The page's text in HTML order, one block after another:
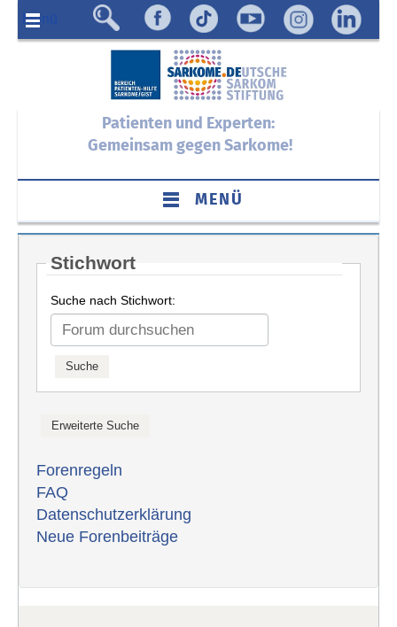
Menü
Patienten und Experten:
Gemeinsam gegen Sarkome!
MENÜ
Stichwort
Suche nach Stichwort:
Forenregeln
FAQ
Datenschutzerklärung
Neue Forenbeiträge